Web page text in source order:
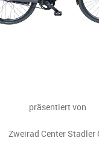
präsentiert von
Zweirad Center Stadler